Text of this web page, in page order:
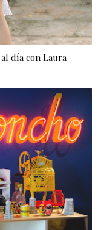
día con Laura